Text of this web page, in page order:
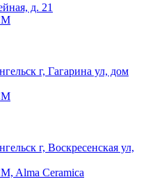
д. 21
г, Гагарина ул, дом
г, Воскресенская ул,
Alma Ceramica